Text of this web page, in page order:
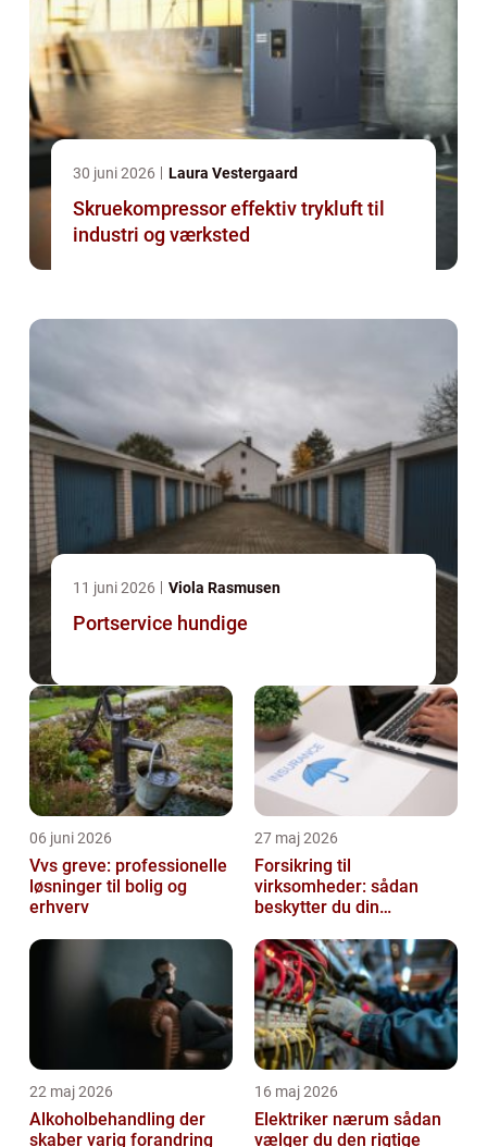
30 juni 2026 Laura Vestergaard
Skruekompressor effektiv trykluft til
industri og værksted
11 juni 2026 Viola Rasmusen
Portservice hundige
06 juni 2026
Vvs greve: professionelle
løsninger til bolig og
erhverv
27 maj 2026
Forsikring til
virksomheder: sådan
beskytter du din
22 maj 2026
Alkoholbehandling der
skaber varig forandring
16 maj 2026
Elektriker nærum sådan
vælger du den rigtige